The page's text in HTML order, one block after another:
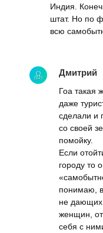
Индия.
штат. Но по
всю
Дмитрий
Гоа такая
даже
сделали и
со своей
помойку.
Если
городу то
понимаю,
не дающих
женщин, от
себя с